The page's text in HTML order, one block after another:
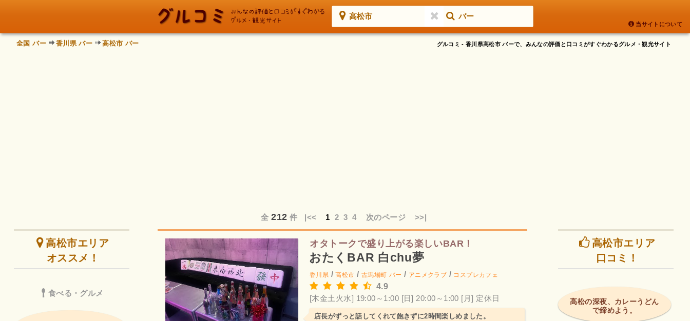
高松市 バー
当サイトについて
グルコミ - 香川県高松市 バーで、みんなの評価と口コミがすぐわかるグルメ・観光サイト
全国 バー 香川県 バー 高松市 バー
全212 件 |<< 1 2 3 4 次のページ >>|
オタトークで盛り上がる楽しいBAR！
おたくBAR 白chu夢
香川県 /高松市 / 古馬場町 バー / アニメクラブ / コスプレカフェ
4.9
[木金土火水] 19:00～1:00 [日] 20:00～1:00 [月] 定休日
店長がずっと話してくれて飽きずに2時間楽しめました。
高松市エリア
オススメ！
食べる・グルメ
高松市エリア
口コミ！
高松の深夜、カレーうどん
で締めよう。